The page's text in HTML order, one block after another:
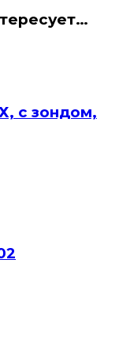
с зондом,